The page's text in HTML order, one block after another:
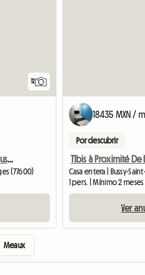
12
Acogedor Apartamento Bussy St Georges
(77600)
18435 MXN /
Por descubrir
1 pers. | Mínimo 2 meses
Ver
Meaux